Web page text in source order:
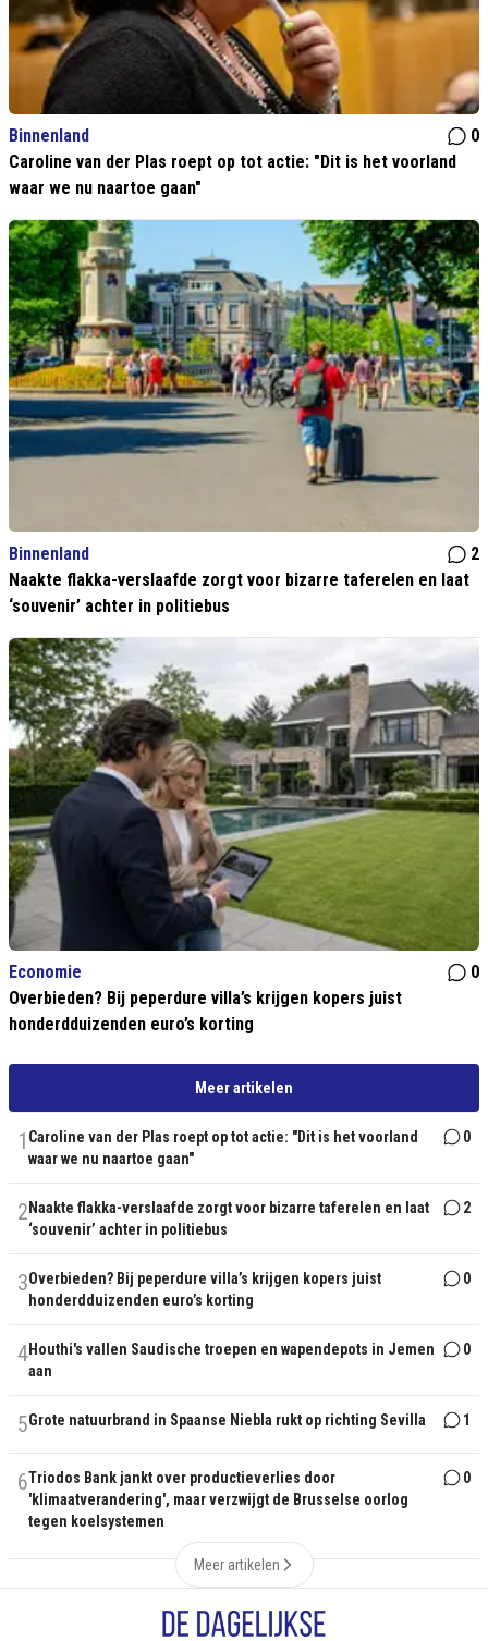
Binnenland
0
Caroline van der Plas roept op tot actie: "Dit is het voorland
waar we nu naartoe gaan"
Binnenland
2
Naakte flakka-verslaafde zorgt voor bizarre taferelen en laat
‘souvenir’ achter in politiebus
Economie
0
Overbieden? Bij peperdure villa’s krijgen kopers juist
honderdduizenden euro’s korting
Meer artikelen
1 Caroline van der Plas roept op tot actie: "Dit is het voorland
waar we nu naartoe gaan"
0
2 Naakte flakka-verslaafde zorgt voor bizarre taferelen en laat
‘souvenir’ achter in politiebus
2
3Overbieden? Bij peperdure villa’s krijgen kopers juist
honderdduizenden euro’s korting
0
4Houthi's vallen Saudische troepen en wapendepots in Jemen
aan
0
5Grote natuurbrand in Spaanse Niebla rukt op richting Sevilla 1
6Triodos Bank jankt over productieverlies door
'klimaatverandering', maar verzwijgt de Brusselse oorlog
tegen koelsystemen
0
Meer artikelen